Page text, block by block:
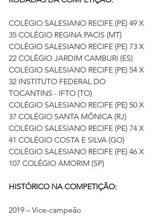
COLÉGIO SALESIANO RECIFE (PE) 49 X
35 COLÉGIO REGINA PACIS (MT)
COLÉGIO SALESIANO RECIFE (PE) 73 X
22 COLÉGIO JARDIM CAMBURI (ES)
COLÉGIO SALESIANO RECIFE (PE) 54 X
32 INSTITUTO FEDERAL DO
TOCANTINS - IFTO (TO)
COLÉGIO SALESIANO RECIFE (PE) 50 X
37 COLÉGIO SANTA MÔNICA (RJ)
COLÉGIO SALESIANO RECIFE (PE) 74 X
41 COLÉGIO COSTA E SILVA (GO)
COLÉGIO SALESIANO RECIFE (PE) 46 X
107 COLÉGIO AMORIM (SP)
HISTÓRICO NA COMPETIÇÃO:
2019 – Vice-campeão